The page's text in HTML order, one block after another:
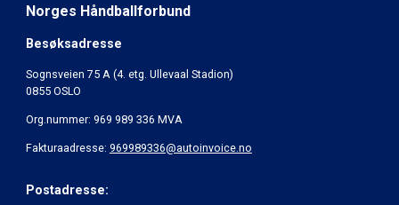
Norges Håndballforbund
Besøksadresse
Sognsveien 75 A (4. etg. Ullevaal Stadion)
0855 OSLO
Org.nummer: 969 989 336 MVA
Fakturaadresse: 969989336@autoinvoice.no
Postadresse: